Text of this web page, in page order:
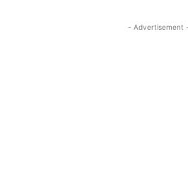
- Advertisement -